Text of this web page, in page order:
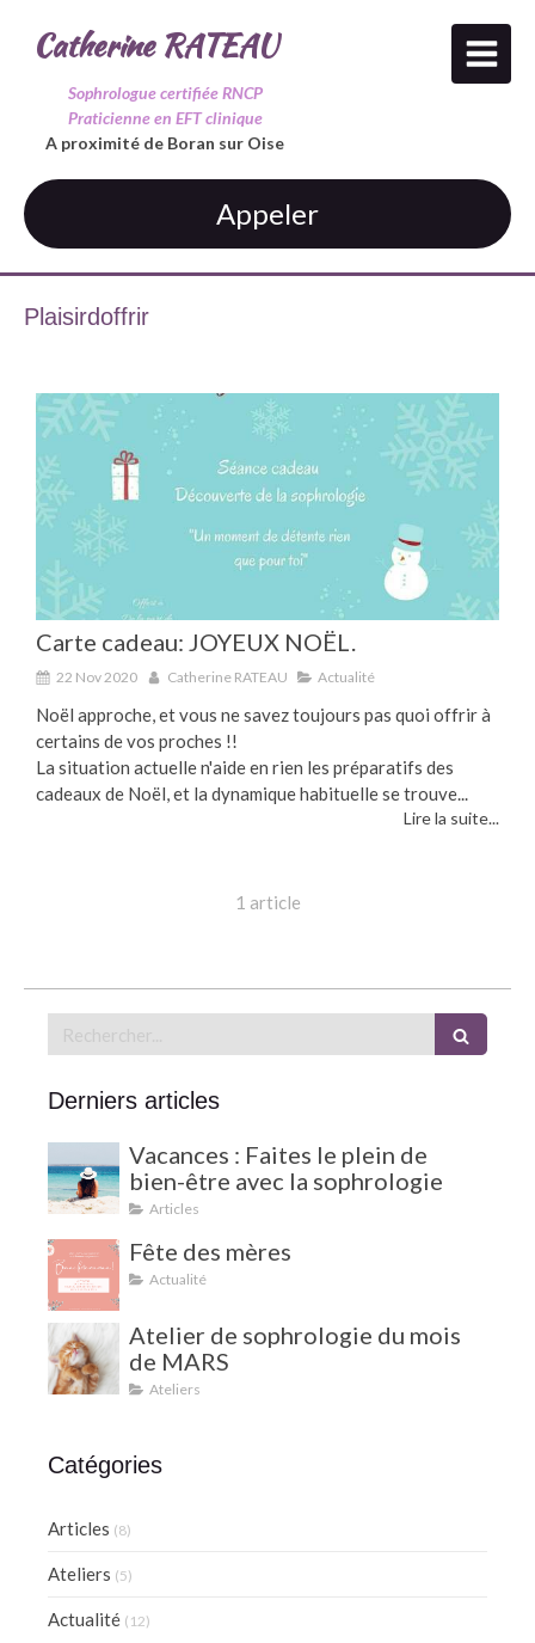
Catherine RATEAU
Sophrologue certifiée RNCP
Praticienne en EFT clinique
A proximité de Boran sur Oise
Appeler
Plaisirdoffrir
Carte cadeau: JOYEUX NOËL.
22 Nov 2020 Catherine RATEAU Actualité
Noël approche, et vous ne savez toujours pas quoi offrir à
certains de vos proches !!
La situation actuelle n'aide en rien les préparatifs des
cadeaux de Noël, et la dynamique habituelle se trouve...
Lire la suite...
1 article
Derniers articles
Vacances : Faites le plein de
bien-être avec la sophrologie
Articles
Fête des mères
Actualité
Atelier de sophrologie du mois
de MARS
Ateliers
Catégories
Articles (8)
Ateliers (5)
Actualité (12)